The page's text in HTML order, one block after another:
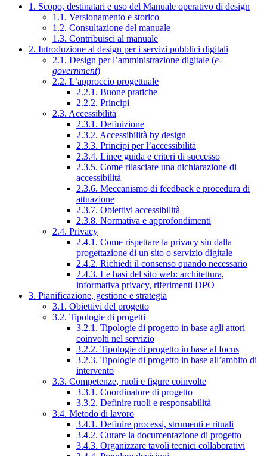
1. Scopo, destinatari e uso del Manuale operativo di design
1.1. Versionamento e storico
1.2. Consultazione del manuale
1.3. Contribuisci al manuale
2. Introduzione al design per i servizi pubblici digitali
2.1. Design per l’amministrazione digitale (e-
government)
2.2. L’approccio progettuale
2.2.1. Buone pratiche
2.2.2. Principi
2.3. Accessibilità
2.3.1. Definizione
2.3.2. Accessibilità by design
2.3.3. Principi per l’accessibilità
2.3.4. Linee guida e criteri di successo
2.3.5. Come rilasciare una dichiarazione di
accessibilità
2.3.6. Meccanismo di feedback e procedura di
attuazione
2.3.7. Obiettivi accessibilità
2.3.8. Normativa e approfondimenti
2.4. Privacy
2.4.1. Come rispettare la privacy sin dalla
progettazione di un sito o servizio digitale
2.4.2. Richiedi il consenso quando necessario
2.4.3. Le basi del sito web: architettura,
informativa privacy, riferimenti DPO
3. Pianificazione, gestione e strategia
3.1. Obiettivi del progetto
3.2. Tipologie di progetti
3.2.1. Tipologie di progetto in base agli attori
coinvolti nel servizio
3.2.2. Tipologie di progetto in base al focus
3.2.3. Tipologie di progetto in base all’ambito di
intervento
3.3. Competenze, ruoli e figure coinvolte
3.3.1. Coordinatore di progetto
3.3.2. Definire ruoli e responsabilità
3.4. Metodo di lavoro
3.4.1. Definire processi, strumenti e rituali
3.4.2. Curare la documentazione di progetto
3.4.3. Organizzare tavoli tecnici collaborativi